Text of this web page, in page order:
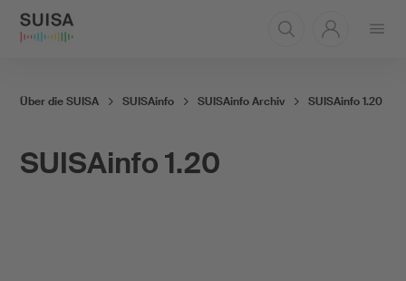
SUISAinfo 1.20
Über die SUISA SUISAinfo SUISAinfo Archiv SUISAinfo 1.20